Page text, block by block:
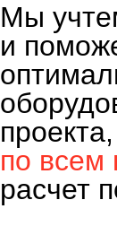
Мы
и
проекта,
по всем
расчет